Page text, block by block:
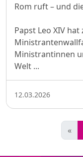
Rom ruft – und
Papst Leo XIV
Ministrantinnen
Welt ...
12.03.2026
«